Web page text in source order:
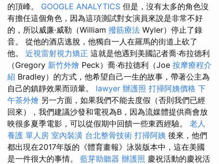
的頂峰。 GOOGLE ANALYTICS 但是，沒有太多的角色沒
有擔任這個角色，因為這項測試對女演員來說是非常不好
的，所以威廉·威勒（William 撥筋療法 Wyler）停止了錄
音。 從他的酒店逃脫，他獨自一人在羅馬的街道上砍了
他。 近視雷射視力矯正 這就是他遇到美國記者喬·布拉德利
（Gregory 新竹外燴 Peck）喬·布拉德利（Joe 按摩療程介
紹 Bradley）的方式，他希望自己一生的故事，帶著公主為
自己的鎮靜效果而頭暈。 lawyer 辦護照 打掃阿姨價格 下
午茶外燴 另一方面，如果我們不能去度假（否則我們已經
回來），我們建議沙發和電視為B，因為流媒體提供商會放
映很多夏季電影，可以從假期中回饋一些東西經驗。 老人
養護 單人房 室內裝潢 台北整骨技術 打掃阿姨 後來，他們
都出現在2017年版的《體育畫報》泳裝版本中，這在美國
是一件很大的事情。 藍芽助聽器 辦護照 慶祝活動的慶祝活